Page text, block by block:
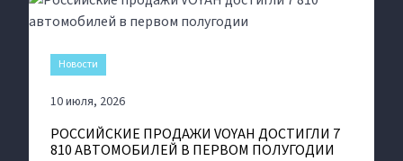
Новости
10 июля, 2026
РОССИЙСКИЕ ПРОДАЖИ VOYAH ДОСТИГЛИ 7
810 АВТОМОБИЛЕЙ В ПЕРВОМ ПОЛУГОДИИ